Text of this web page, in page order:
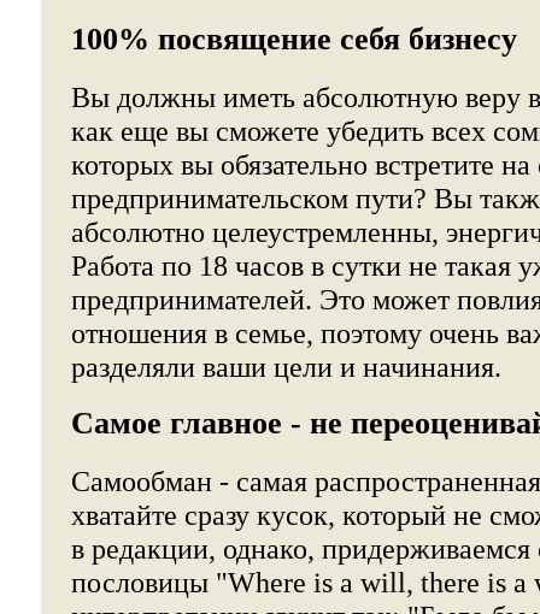
100% посвящение себя бизнесу
Вы должны иметь абсолютную веру
как еще вы сможете убедить всех
которых вы обязательно встретите
предпринимательском пути? Вы
абсолютно целеустремленны,
Работа по 18 часов в сутки не такая
предпринимателей. Это может
отношения в семье, поэтому очень
разделяли ваши цели и начинания.
Самое главное - не
Самообман - самая
хватайте сразу кусок, который не
в редакции, однако, придерживаемся
пословицы "Where is a will, there is a